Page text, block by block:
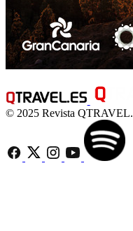
© 2025 Revista QTRAVEL.